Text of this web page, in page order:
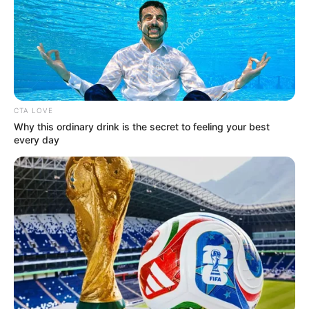
világában. Az adásokban civil szereplők vesznek
részt, akik az otthon talált, különleges, meglepő
vagy éppen ritka, antik tárgyaikat próbálják
értékesíteni a műkereskedőknek, akik egymásra
licitálva igyekeznek megvásárolni a kincseket
. A műsor öt műkereskedője: Nagyházi Lőrinc,
a Tankcsapda dobosa, Fejes Tamás. Igen ám,
azonban kiderült, hogy bár már harmadik – a VIP
kiadással együtt negyedik – évada szerepel a
zenész a műsorban, eredetileg nem őt akarta a
TV2.
Molnár Viktor régiségkereskedő, galériatulajdonos
CTA LOVE
Why this ordinary drink is the secret to feeling your best
every day